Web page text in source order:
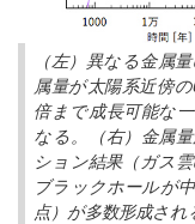
（左）異なる金属
属量が太陽系近傍
倍まで成長可能な
なる。（右）金属
ション結果（ガス
ブラックホールが
点）が多数形成され